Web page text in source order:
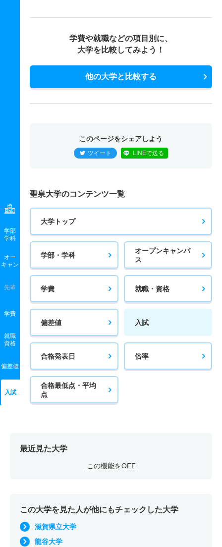
学部
学科
オー
キャン
先輩
学費
就職
資格
偏差値
入試
学費や就職などの項目別に、
大学を比較してみよう！
他の大学と比較する
このページをシェアしよう
ツイート LINEで送る
聖泉大学のコンテンツ一覧
大学トップ
学部・学科
オープンキャンパ
ス
学費 就職・資格
偏差値 入試
合格発表日 倍率
合格最低点・平均
点
最近見た大学
この機能をOFF
この大学を見た人が他にもチェックした大学
滋賀県立大学
龍谷大学